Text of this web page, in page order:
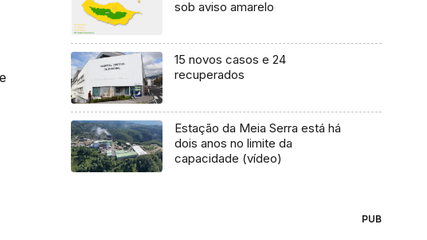
sob aviso amarelo
15 novos casos e 24
recuperados
Estação da Meia Serra está há
dois anos no limite da
capacidade (vídeo)
PUB